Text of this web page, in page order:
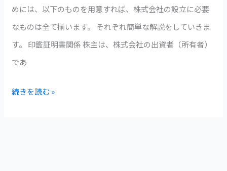
めには、以下のものを用意すれば、株式会社の設立に必要
なものは全て揃います。 それぞれ簡単な解説をしていきま
す。 印鑑証明書関係 株主は、株式会社の出資者（所有者）
であ
と
は？
続きを読む »